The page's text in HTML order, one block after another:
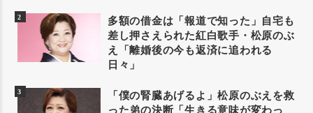
多額の借金は「報道で知った」自宅も
差し押さえられた紅白歌手・松原のぶ
え「離婚後の今も返済に追われる
日々」
「僕の腎臓あげるよ」松原のぶえを救
った弟の決断「生きる意味が変わっ